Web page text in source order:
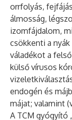
orrfolyás,
álmosság,
izomfájdalom,
csökkenti a
váladékot a
külső vírusos
endogén és
májat; valamint
A TCM gyógyító